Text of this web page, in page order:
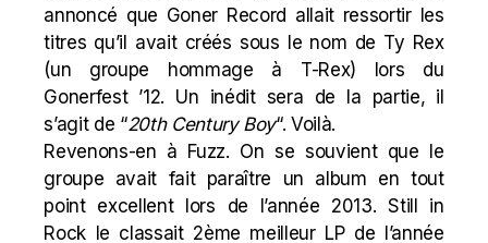
annoncé que Goner Record allait ressortir les
titres qu’il avait créés sous le nom de Ty Rex
(un groupe hommage à T-Rex) lors du
Gonerfest ’12. Un inédit sera de la partie, il
s’agit de “20th Century Boy“. Voilà.
Revenons-en à Fuzz. On se souvient que le
groupe avait fait paraître un album en tout
point excellent lors de l’année 2013. Still in
Rock le classait 2ème meilleur LP de l’année